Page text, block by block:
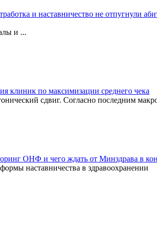
и наставничество не отпугнули
и ...
клиник по максимизации среднего чека
сдвиг. Согласно последним
ОНФ и чего ждать от Минздрава в
наставничества в здравоохранении